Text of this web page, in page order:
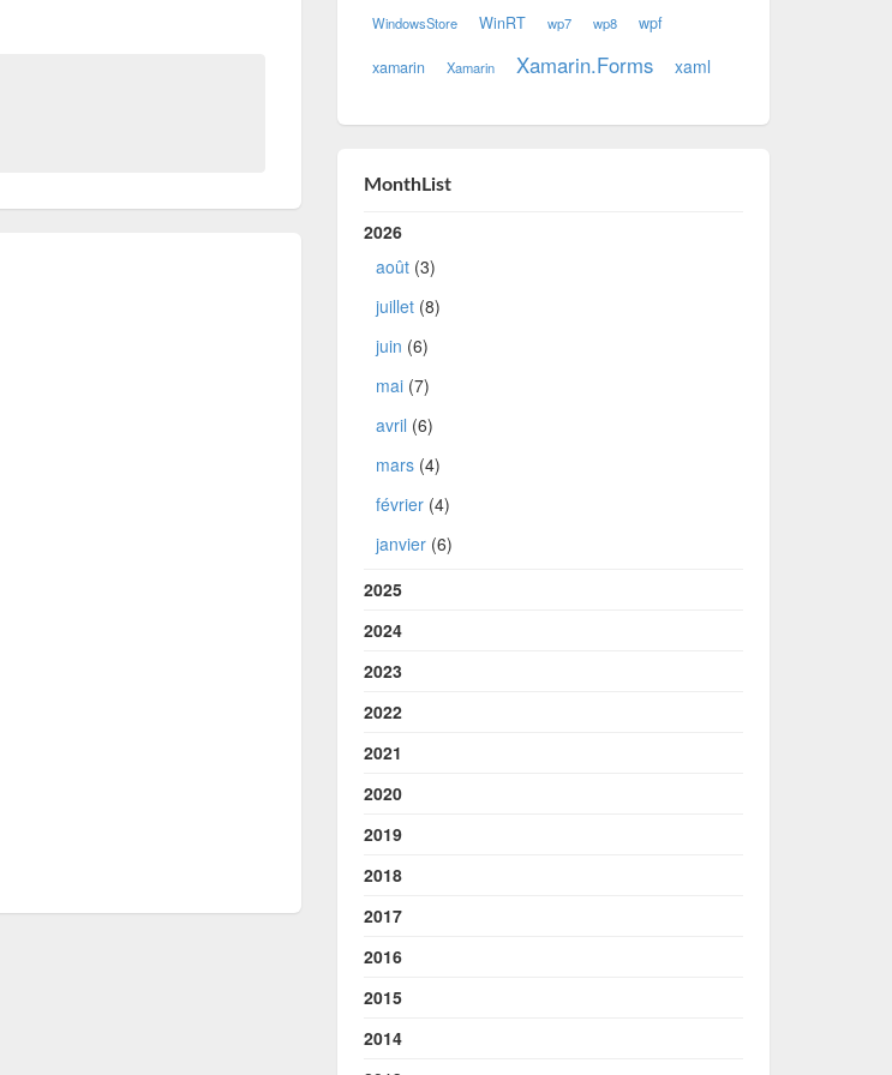
WindowsStore WinRT wp7 wp8 wpf
xamarin Xamarin Xamarin.Forms xaml
MonthList
2026
août(3)
juillet(8)
juin (6)
mai(7)
avril (6)
mars(4)
février(4)
janvier(6)
2025
2024
2023
2022
2021
2020
2019
2018
2017
2016
2015
2014